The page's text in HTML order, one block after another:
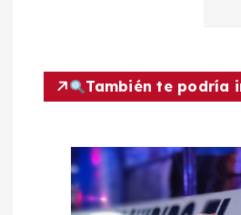
d
También te podría